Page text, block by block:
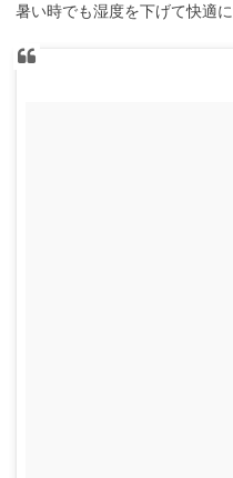
暑い時でも湿度を下げて快適